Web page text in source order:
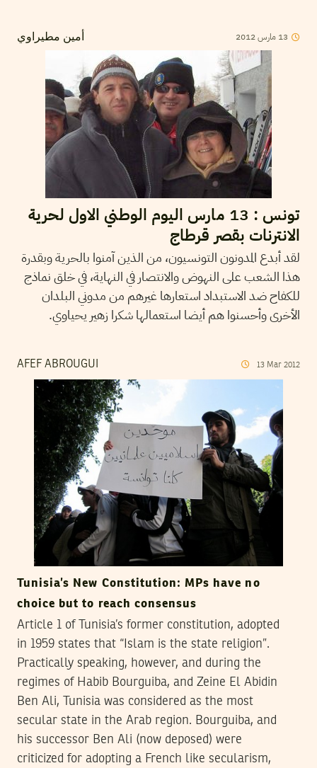
أمين مطيراوي 13 مارس2012
تونس : 13 مارس اليوم الوطني الاول لحرية
الانترنات بقصر قرطاج
لقد أبدع المدونون التونسيون، من الذين آمنوا بالحرية وبقدرة
هذا الشعب على النهوض والانتصار في النهاية، في خلق نماذج
للكفاح ضد الاستبداد استعارها غيرهم من مدوني البلدان
الأخرى وأحسنوا هم أيضا استعمالها شكرا زهير يحياوي.
AFEF ABROUGUI 13 Mar 2012
Tunisia’s New Constitution: MPs have no
choice but to reach consensus
Article 1 of Tunisia’s former constitution, adopted
in 1959 states that “Islam is the state religion”.
Practically speaking, however, and during the
regimes of Habib Bourguiba, and Zeine El Abidin
Ben Ali, Tunisia was considered as the most
secular state in the Arab region. Bourguiba, and
his successor Ben Ali (now deposed) were
criticized for adopting a French like secularism,